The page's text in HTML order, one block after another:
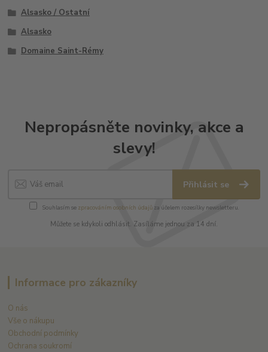
Alsasko / Ostatní
Alsasko
Domaine Saint-Rémy
Nepropásněte novinky, akce a
slevy!
Přihlásit se
Souhlasím se zpracováním osobních údajůza účelem rozesílky newsletteru.
Můžete se kdykoli odhlásit. Zasíláme jednou za 14 dní.
Informace pro zákazníky
O nás
Vše o nákupu
Obchodní podmínky
Ochrana soukromí